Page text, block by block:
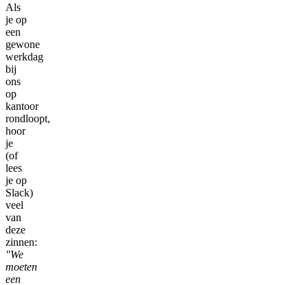
Als
je op
een
gewone
werkdag
bij
ons
op
kantoor
rondloopt,
hoor
je
(of
lees
je op
Slack)
veel
van
deze
zinnen:
"We
moeten
een